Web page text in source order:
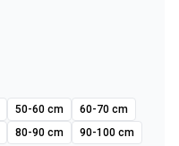
50-60 cm
60-70 cm
80-90 cm 90-100 cm